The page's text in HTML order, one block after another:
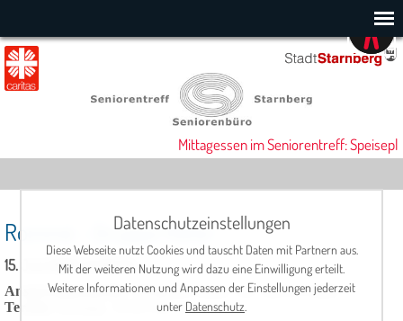
Mittagessen im Seniorentreff:
Rommé - Gruppe Hofer
15. Juni 2026, 14:30 Uhr
Ansprechpartnerin:Margarete Hofer, Tel.: 08151/13699
Termin
: montags, 14.30 Uhr
Datenschutzeinstellungen
Diese Webseite nutzt Cookies und tauscht Daten mit Partnern aus.
Mit der weiteren Nutzung wird dazu eine Einwilligung erteilt.
Weitere Informationen und Anpassen der Einstellungen jederzeit
unter Datenschutz